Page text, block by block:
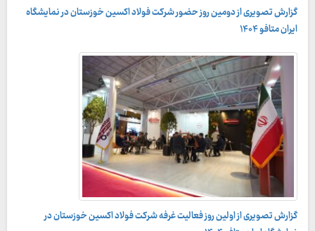
گزارش تصویری از دومین روز حضور شرکت فولاد اکسین خوزستان در نمایشگاه
ایران متافو ۱۴۰۴
گزارش تصویری از اولین روز فعالیت غرفه شرکت فولاد اکسین خوزستان در